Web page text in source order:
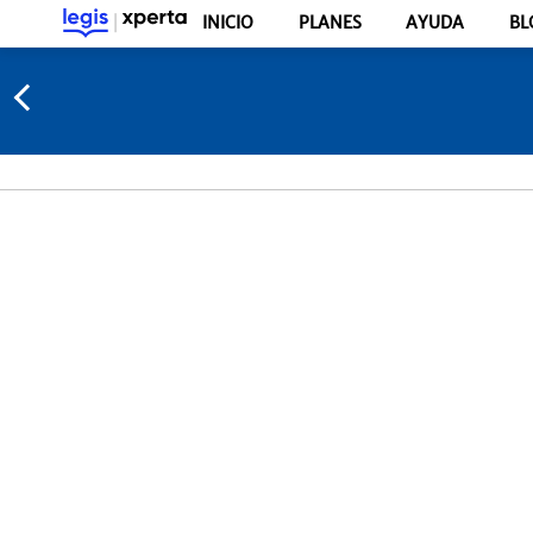
INICIO PLANES AYUDA